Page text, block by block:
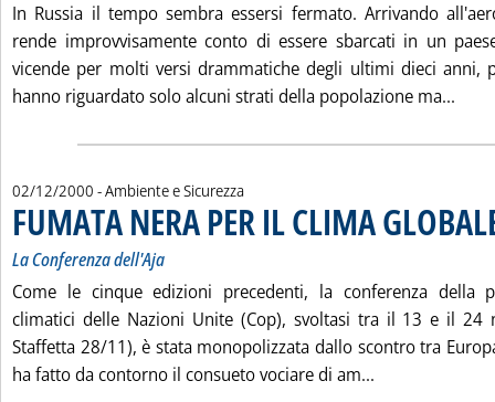
In Russia il tempo sembra essersi fermato. Arrivando
rende improvvisamente conto di essere sbarcati in un
vicende per molti versi drammatiche degli ultimi dieci anni,
hanno riguardato solo alcuni strati della popolazione ma...
02/12/2000 - Ambiente e Sicurezza
FUMATA NERA PER IL CLIMA
La Conferenza dell'Aja
Come le cinque edizioni precedenti, la conferenza della
climatici delle Nazioni Unite (Cop), svoltasi tra il 13 e il 24
Staffetta 28/11), è stata monopolizzata dallo scontro tra
ha fatto da contorno il consueto vociare di am...